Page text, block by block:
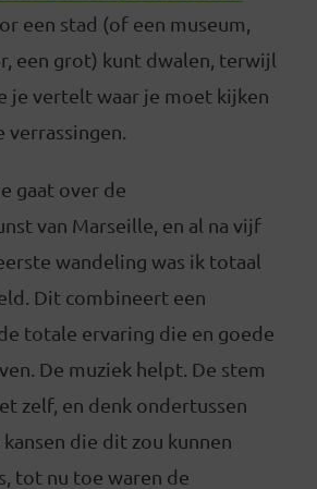
een stad (of een museum,
een grot) kunt dwalen, terwijl
je vertelt waar je moet kijken
gaat over de
van Marseille, en al na vijf
wandeling was ik totaal
Dit combineert een
totale ervaring die en goede
De muziek helpt. De stem
zelf, en denk ondertussen
die dit zou kunnen
tot nu toe waren de